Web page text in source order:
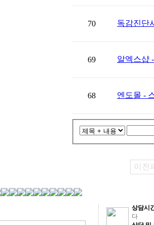
70 독감진단
69 알엑스샵
68 엔도몰 -
이전
상담시
다